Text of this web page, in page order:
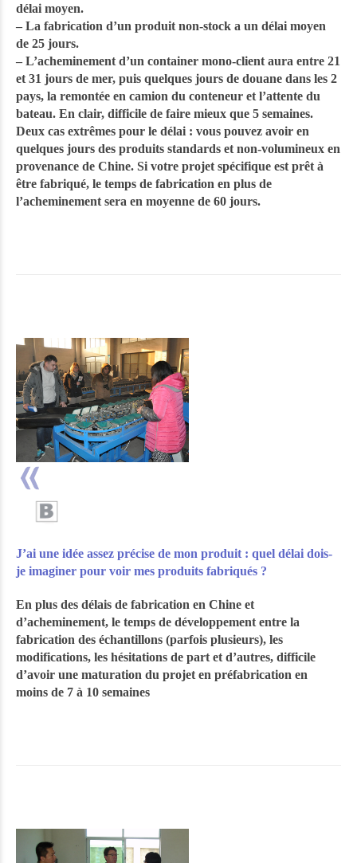
délai moyen.
– La fabrication d’un produit non-stock a un délai moyen
de 25 jours.
– L’acheminement d’un container mono-client aura entre 21
et 31 jours de mer, puis quelques jours de douane dans les 2
pays, la remontée en camion du conteneur et l’attente du
bateau. En clair, difficile de faire mieux que 5 semaines.
Deux cas extrêmes pour le délai : vous pouvez avoir en
quelques jours des produits standards et non-volumineux en
provenance de Chine. Si votre projet spécifique est prêt à
être fabriqué, le temps de fabrication en plus de
l’acheminement sera en moyenne de 60 jours.
J’ai une idée assez précise de mon produit : quel délai dois-
je imaginer pour voir mes produits fabriqués ?
En plus des délais de fabrication en Chine et
d’acheminement, le temps de développement entre la
fabrication des échantillons (parfois plusieurs), les
modifications, les hésitations de part et d’autres, difficile
d’avoir une maturation du projet en préfabrication en
moins de 7 à 10 semaines